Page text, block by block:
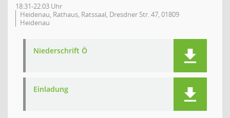
18:31-22:03 Uhr
Heidenau, Rathaus, Ratssaal, Dresdner Str. 47, 01809
Heidenau
Niederschrift Ö
Einladung